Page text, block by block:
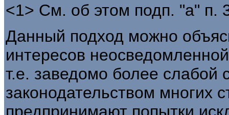
<1> См. об этом подп. "а" п.
Данный подход можно
интересов
т.е. заведомо более слабой
законодательством многих
предпринимают попытки